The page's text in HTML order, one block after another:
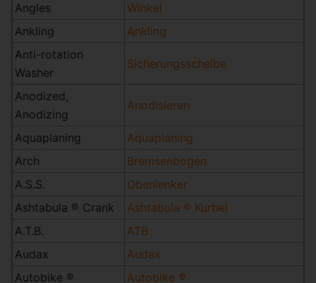
Angles
Winkel
Ankling
Ankling
Anti-rotation
Washer
Sicherungsscheibe
Anodized,
Anodizing
Anodisieren
Aquaplaning
Aquaplaning
Arch
Bremsenbogen
A.S.S.
Obenlenker
Ashtabula ® Crank
Ashtabula ® Kurbel
A.T.B.
ATB
Audax
Audax
Autobike ®
Autobike ®